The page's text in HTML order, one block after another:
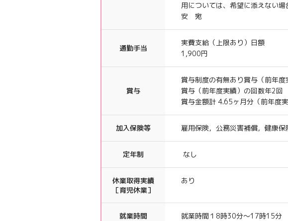
用については、希望に添えな
安 宛
通勤手当
実費支給（上限あり） 日額
1,900円
賞与
賞与制度の有無あり賞与（前年度
賞与（前年度実績）の回数年2回
賞与金額計 4.65ヶ月分（前年度実
加入保険等 雇用保険，公務災害補償，健康
定年制 なし
休業取得実績
［育児休業］
あり
就業時間 就業時間１8時30分〜17時15分